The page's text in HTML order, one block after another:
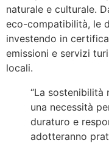
naturale e culturale.
eco-compatibilità, le
investendo in
emissioni e servizi
locali.
“La sostenibilità
una necessità
duraturo e
adotteranno